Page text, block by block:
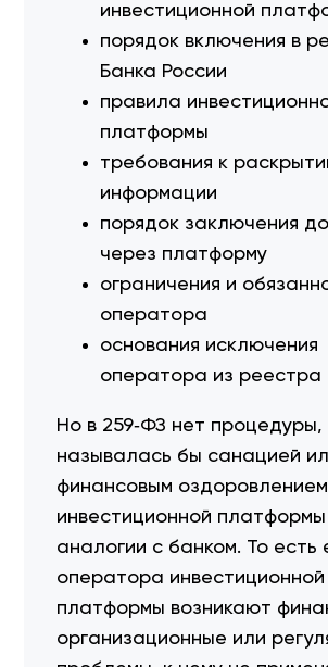
инвестиционной
порядок включения в
Банка России
правила
платформы
требования к
информации
порядок заключения
через платформу
ограничения и
оператора
основания исключения
оператора из реестра
Но в 259‑ФЗ нет процедуры,
называлась бы санацией
финансовым оздоровлением
инвестиционной
аналогии с банком. То есть
оператора инвестиционной
платформы возникают
организационные или